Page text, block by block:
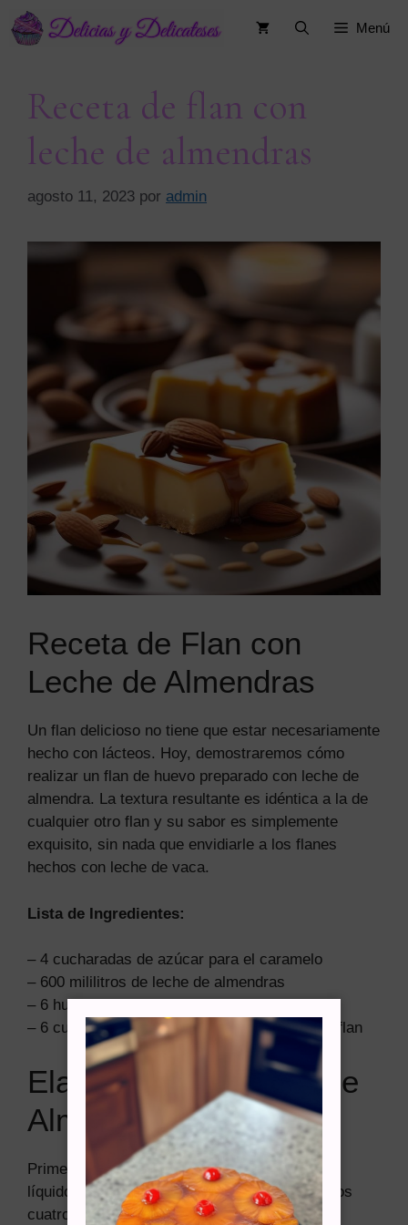
Saltar
Menú
Receta de flan con
leche de almendras
agosto 11, 2023 por admin
Receta de Flan con
Leche de Almendras
Un flan delicioso no tiene que estar necesariamente
hecho con lácteos. Hoy, demostraremos cómo
realizar un flan de huevo preparado con leche de
almendra. La textura resultante es idéntica a la de
cualquier otro flan y su sabor es simplemente
exquisito, sin nada que envidiarle a los flanes
hechos con leche de vaca.
Lista de Ingredientes:
– 4 cucharadas de azúcar para el caramelo
– 600 mililitros de leche de almendras
– 6 huevos
– 6 cucharadas de azúcar para la mezcla del flan
Elaboración del Flan de
Almendra
Primero, iniciaremos preparando el caramelo
líquido para el fondo de la flanera. Agregaremos
cuatro cucharadas de azúcar en un cazo y lo